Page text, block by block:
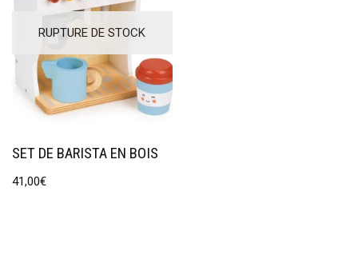
RUPTURE DE STOCK
SET DE BARISTA EN BOIS
41,00€